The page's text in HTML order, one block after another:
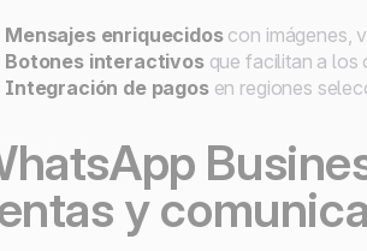
Mensajes enriquecidoscon imágenes,
Botones interactivosque facilitan a los
Integración de pagosen regiones
y